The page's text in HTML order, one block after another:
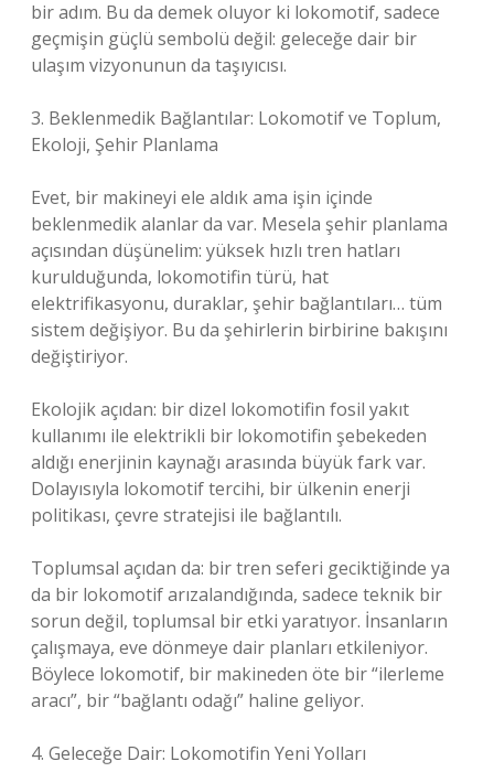
bir adım. Bu da demek oluyor ki lokomotif, sadece
geçmişin güçlü sembolü değil: geleceğe dair bir
ulaşım vizyonunun da taşıyıcısı.
3. Beklenmedik Bağlantılar: Lokomotif ve Toplum,
Ekoloji, Şehir Planlama
Evet, bir makineyi ele aldık ama işin içinde
beklenmedik alanlar da var. Mesela şehir planlama
açısından düşünelim: yüksek hızlı tren hatları
kurulduğunda, lokomotifin türü, hat
elektrifikasyonu, duraklar, şehir bağlantıları… tüm
sistem değişiyor. Bu da şehirlerin birbirine bakışını
değiştiriyor.
Ekolojik açıdan: bir dizel lokomotifin fosil yakıt
kullanımı ile elektrikli bir lokomotifin şebekeden
aldığı enerjinin kaynağı arasında büyük fark var.
Dolayısıyla lokomotif tercihi, bir ülkenin enerji
politikası, çevre stratejisi ile bağlantılı.
Toplumsal açıdan da: bir tren seferi geciktiğinde ya
da bir lokomotif arızalandığında, sadece teknik bir
sorun değil, toplumsal bir etki yaratıyor. İnsanların
çalışmaya, eve dönmeye dair planları etkileniyor.
Böylece lokomotif, bir makineden öte bir “ilerleme
aracı”, bir “bağlantı odağı” haline geliyor.
4. Geleceğe Dair: Lokomotifin Yeni Yolları